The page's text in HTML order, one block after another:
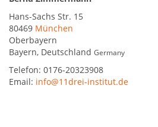
Hans-Sachs Str. 15
80469 München
Oberbayern
Bayern, Deutschland Germany
Telefon: 0176-20323908
Email: info@11drei-institut.de